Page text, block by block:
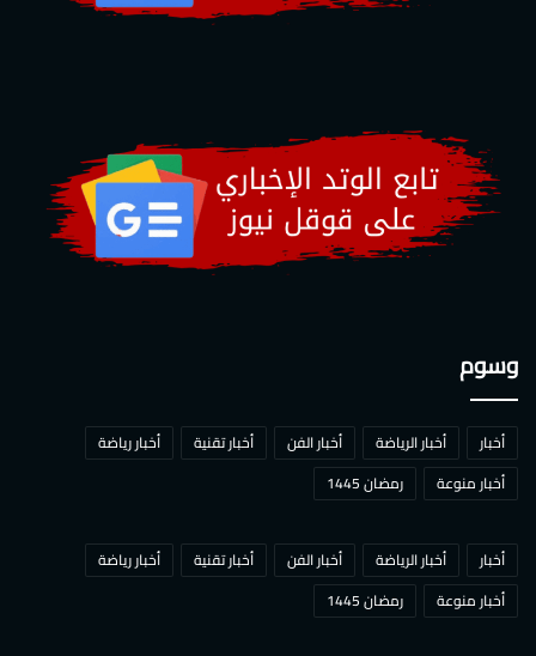
وسوم
أخبار أخبار الرياضة أخبار الفن أخبار تقنية
أخبار رياضة
أخبار منوعة
رمضان 1445
أخبار أخبار الرياضة أخبار الفن أخبار تقنية
أخبار رياضة
أخبار منوعة
رمضان 1445